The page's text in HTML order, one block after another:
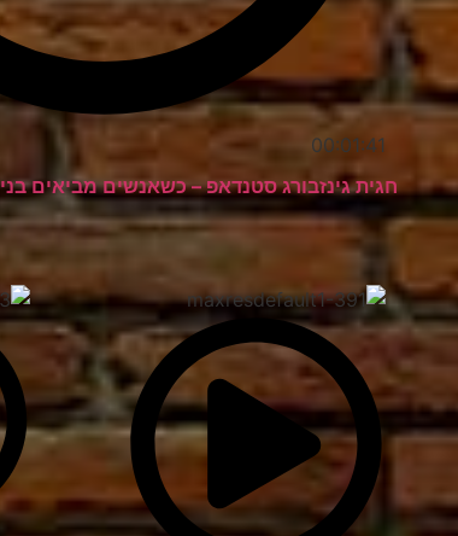
00:01:41
חגית גינזבורג סטנדאפ – כשאנשים מביאים